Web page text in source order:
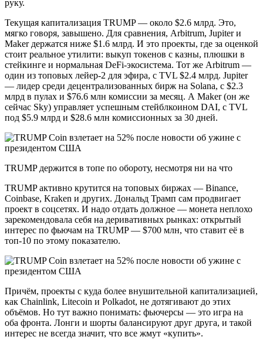
руку.
Текущая капитализация TRUMP — около $2.6 млрд. Это,
мягко говоря, завышено. Для сравнения, Arbitrum, Jupiter и
Maker держатся ниже $1.6 млрд. И это проекты, где за оценкой
стоит реальное утилити: выкуп токенов с казны, плюшки в
стейкинге и нормальная DeFi-экосистема. Тот же Arbitrum —
один из топовых лейер-2 для эфира, с TVL $2.4 млрд. Jupiter
— лидер среди децентрализованных бирж на Solana, с $2.3
млрд в пулах и $76.6 млн комиссии за месяц. А Maker (он же
сейчас Sky) управляет успешным стейблкоином DAI, с TVL
под $5.9 млрд и $28.6 млн комиссионных за 30 дней.
TRUMP держится в топе по обороту, несмотря ни на что
TRUMP активно крутится на топовых биржах — Binance,
Coinbase, Kraken и других. Дональд Трамп сам продвигает
проект в соцсетях. И надо отдать должное — монета неплохо
зарекомендовала себя на деривативных рынках: открытый
интерес по фьючам на TRUMP — $700 млн, что ставит её в
топ-10 по этому показателю.
Причём, проекты с куда более внушительной капитализацией,
как Chainlink, Litecoin и Polkadot, не дотягивают до этих
объёмов. Но тут важно понимать: фьючерсы — это игра на
оба фронта. Лонги и шорты балансируют друг друга, и такой
интерес не всегда значит, что все жмут «купить».